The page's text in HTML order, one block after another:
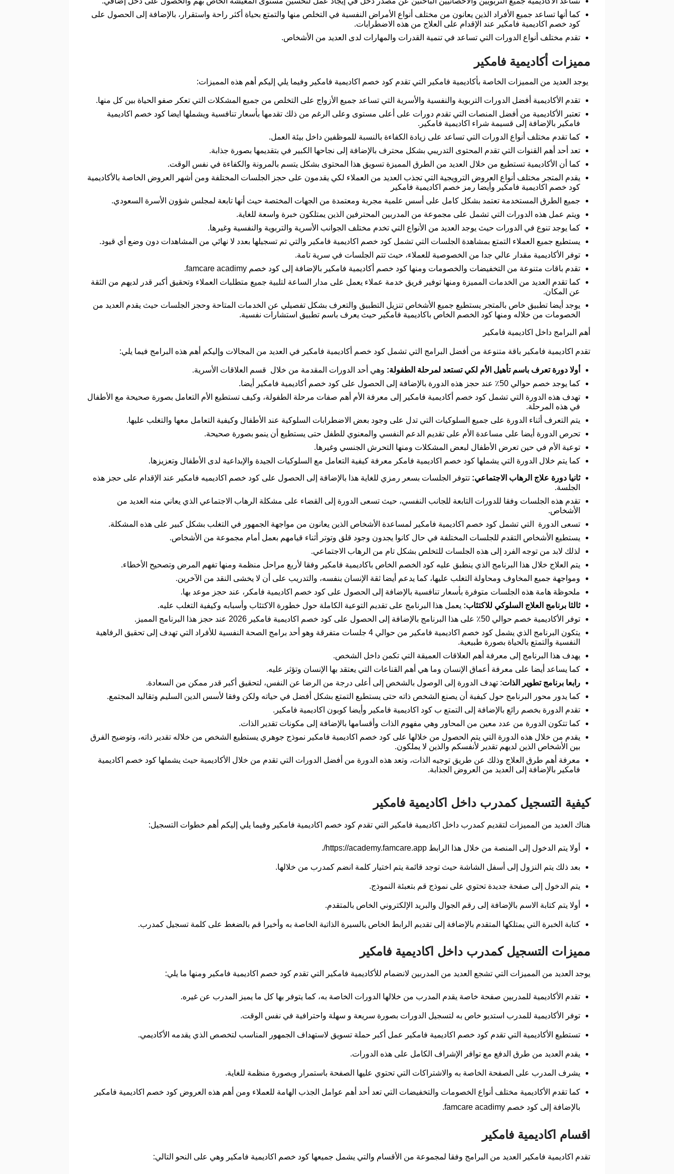
كما أنها تساعد جميع الأفراد الذين يعانون من مختلف أنواع الأمراض النفسية في التخلص منها والتمتع بحياة أكثر راحة واستقرار، بالإضافة إلى الحصول على
كود خصم اكاديمية فامكير عند الإقدام على العلاج من هذه الاضطرابات.
تقدم مختلف أنواع الدورات التي تساعد في تنمية القدرات والمهارات لدى العديد من الأشخاص.
مميزات أكاديمية فامكير
يوجد العديد من المميزات الخاصة بأكاديمية فامكير التي تقدم كود خصم اكاديمية فامكير وفيما يلي إليكم أهم هذه المميزات:
تقدم الأكاديمية أفضل الدورات التربوية والنفسية والأسرية التي تساعد جميع الأزواج على التخلص من جميع المشكلات التي تعكر صفو الحياة بين كل منها.
تعتبر الأكاديمية من أفضل المنصات التي تقدم دورات على أعلى مستوى وعلى الرغم من ذلك تقدمها بأسعار تنافسية ويشملها ايضا كود خصم اكاديمية
فامكير بالإضافة إلى قسيمة شراء اكاديمية فامكير.
كما تقدم مختلف أنواع الدورات التي تساعد على زيادة الكفاءة بالنسبة للموظفين داخل بيئة العمل.
تعد أحد أهم القنوات التي تقدم المحتوى التدريبي بشكل محترف بالإضافة إلى نجاحها الكبير في بتقديمها بصورة جذابة.
كما أن الأكاديمية تستطيع من خلال العديد من الطرق المميزة تسويق هذا المحتوى بشكل يتسم بالمرونة والكفاءة في نفس الوقت.
يقدم المتجر مختلف أنواع العروض الترويجية التي تجذب العديد من العملاء لكي يقدمون على حجز الجلسات المختلفة ومن أشهر العروض الخاصة بالأكاديمية
كود خصم اكاديمية فامكير وأيضا رمز خصم اكاديمية فامكير
جميع الطرق المستخدمة تعتمد بشكل كامل على أسس علمية مجربة ومعتمدة من الجهات المختصة حيث أنها تابعة لمجلس شؤون الأسرة السعودي.
ويتم عمل هذه الدورات التي تشمل على مجموعة من المدربين المحترفين الذين يمتلكون خبرة واسعة للغاية.
كما يوجد تنوع في الدورات حيث يوجد العديد من الأنواع التي تخدم مختلف الجوانب الأسرية والتربوية والنفسية وغيرها.
يستطيع جميع العملاء التمتع بمشاهدة الجلسات التي تشمل كود خصم اكاديمية فامكير والتي تم تسجيلها بعدد لا نهائي من المشاهدات دون وضع أي قيود.
توفر الأكاديمية مقدار عالي جدا من الخصوصية للعملاء، حيث تتم الجلسات في سرية تامة.
تقدم باقات متنوعة من التخفيضات والخصومات ومنها كود خصم أكاديمية فامكير بالإضافة إلى كود خصم famcare acadimy.
كما تقدم العديد من الخدمات المميزة ومنها توفير فريق خدمة عملاء يعمل على مدار الساعة لتلبية جميع متطلبات العملاء وتحقيق أكبر قدر لديهم من الثقة
عن المكان.
يوجد أيضا تطبيق خاص بالمتجر يستطيع جميع الأشخاص تنزيل التطبيق والتعرف بشكل تفصيلي عن الخدمات المتاحة وحجز الجلسات حيث يقدم العديد من
الخصومات من خلاله ومنها كود الخصم الخاص باكاديمية فامكير حيث يعرف باسم تطبيق استشارات نفسية.
أهم البرامج داخل اكاديمية فامكير
تقدم اكاديمية فامكير باقة متنوعة من أفضل البرامج التي تشمل كود خصم أكاديمية فامكير في العديد من المجالات وإليكم أهم هذه البرامج فيما يلي:
أولا دورة تعرف باسم تأهيل الأم لكي تستعد لمرحلة الطفولة: وهي أحد الدورات المقدمة من خلال قسم العلاقات الأسرية.
كما يوجد خصم حوالي 50٪ عند حجز هذه الدورة بالإضافة إلى الحصول على كود خصم أكاديمية فامكير أيضا.
تهدف هذه الدورة التي تشمل كود خصم أكاديمية فامكير إلى معرفة الأم أهم صفات مرحلة الطفولة، وكيف تستطيع الأم التعامل بصورة صحيحة مع الأطفال
في هذه المرحلة.
يتم التعرف أثناء الدورة على جميع السلوكيات التي تدل على وجود بعض الاضطرابات السلوكية عند الأطفال وكيفية التعامل معها والتغلب عليها.
تحرص الدورة أيضا على مساعدة الأم على تقديم الدعم النفسي والمعنوي للطفل حتى يستطيع أن ينمو بصورة صحيحة.
توعية الأم في حين تعرض الأطفال لبعض المشكلات ومنها التحرش الجنسي وغيرها.
كما يتم خلال الدورة التي يشملها كود خصم اكاديمية فامكر معرفة كيفية التعامل مع السلوكيات الجيدة والإبداعية لدى الأطفال وتعزيزها.
ثانيا دورة علاج الرهاب الاجتماعي: تتوفر الجلسات بسعر رمزي للغاية هذا بالإضافة إلى الحصول على كود خصم اكاديميه فامكير عند الإقدام على حجز هذه
الجلسة.
تقدم هذه الجلسات وفقا للدورات التابعة للجانب النفسي، حيث تسعى الدورة إلى القضاء على مشكلة الرهاب الاجتماعي الذي يعاني منه العديد من
الأشخاص.
تسعى الدورة التي تشمل كود خصم اكاديمية فامكير لمساعدة الأشخاص الذين يعانون من مواجهة الجمهور في التغلب بشكل كبير على هذه المشكلة.
يستطيع الأشخاص التقدم للجلسات المختلفة في حال كانوا يجدون وجود قلق وتوتر أثناء قيامهم بعمل أمام مجموعة من الأشخاص.
لذلك لابد من توجه الفرد إلى هذه الجلسات للتخلص بشكل تام من الرهاب الاجتماعي.
يتم العلاج خلال هذا البرنامج الذي ينطبق عليه كود الخصم الخاص باكاديمية فامكير وفقا لأربع مراحل منظمة ومنها تفهم المرض وتصحيح الأخطاء.
ومواجهة جميع المخاوف ومحاولة التغلب عليها، كما يدعم أيضا ثقة الإنسان بنفسه، والتدريب على أن لا يخشى النقد من الآخرين.
ملحوظة هامة هذه الجلسات متوفرة بأسعار تنافسية بالإضافة إلى الحصول على كود خصم اكاديمية فامكر، عند حجز موعد بها.
ثالثا برنامج العلاج السلوكي للاكتئاب: يعمل هذا البرنامج على تقديم التوعية الكاملة حول خطورة الاكتئاب وأسبابه وكيفية التغلب عليه.
توفر الأكاديمية خصم حوالي 50٪ على هذا البرنامج بالإضافة إلى الحصول على كود خصم اكاديمية فامكير 2026 عند حجز هذا البرنامج المميز.
يتكون البرنامج الذي يشمل كود خصم اكاديمية فامكير من حوالي 4 جلسات متفرقة وهو أحد برامج الصحة النفسية للأفراد التي تهدف إلى تحقيق الرفاهية
النفسية والتمتع بالحياة بصورة طبيعية.
يهدف هذا البرنامج إلى معرفة أهم العلاقات العميقة التي تكمن داخل الشخص.
كما يساعد أيضا على معرفة أعماق الإنسان وما هي أهم القناعات التي يعتقد بها الإنسان وتؤثر عليه.
رابعا برنامج تطوير الذات: تهدف الدورة إلى الوصول بالشخص إلى أعلى درجة من الرضا عن النفس، لتحقيق أكبر قدر ممكن من السعادة.
كما يدور محور البرنامج حول كيفية أن يصنع الشخص ذاته حتى يستطيع التمتع بشكل أفضل في حياته ولكن وفقا لأسس الدين السليم وتقاليد المجتمع.
تقدم الدورة بخصم رائع بالإضافة إلى التمتع ب كود اكاديمية فامكير وأيضا كوبون اكاديمية فامكير.
كما تتكون الدورة من عدد معين من المحاور وهي مفهوم الذات وأقسامها بالإضافة إلى مكونات تقدير الذات.
يقدم من خلال هذه الدورة التي يتم الحصول من خلالها على كود خصم اكاديمية فامكير نموذج جوهري يستطيع الشخص من خلاله تقدير ذاته، وتوضيح الفرق
بين الأشخاص الذين لديهم تقدير لأنفسكم والذين لا يملكون.
معرفة أهم طرق العلاج وذلك عن طريق توجيه الذات، وتعد هذه الدورة من أفضل الدورات التي تقدم من خلال الأكاديمية حيث يشملها كود خصم اكاديمية
فامكير بالإضافة إلى العديد من العروض الجذابة.
كيفية التسجيل كمدرب داخل اكاديمية فامكير
هناك العديد من المميزات لتقديم كمدرب داخل اكاديمية فامكير التي تقدم كود خصم اكاديمية فامكير وفيما يلي إليكم أهم خطوات التسجيل:
أولا يتم الدخول إلى المنصة من خلال هذا الرابط https://academy.famcare.app/.
بعد ذلك يتم النزول إلى أسفل الشاشة حيث توجد قائمة يتم اختيار كلمة انضم كمدرب من خلالها.
يتم الدخول إلى صفحة جديدة تحتوي على نموذج قم بتعبئة النموذج.
أولا يتم كتابة الاسم بالإضافة إلى رقم الجوال والبريد الإلكتروني الخاص بالمتقدم.
كتابة الخبرة التي يمتلكها المتقدم بالإضافة إلى تقديم الرابط الخاص بالسيرة الذاتية الخاصة به وأخيرا قم بالضغط على كلمة تسجيل كمدرب.
مميزات التسجيل كمدرب داخل اكاديمية فامكير
يوجد العديد من المميزات التي تشجع العديد من المدربين لانضمام للأكاديمية فامكير التي تقدم كود خصم اكاديمية فامكير ومنها ما يلي:
تقدم الأكاديمية للمدربين صفحة خاصة يقدم المدرب من خلالها الدورات الخاصة به، كما يتوفر بها كل ما يميز المدرب عن غيره.
توفر الأكاديمية للمدرب استديو خاص به لتسجيل الدورات بصورة سريعة و سهلة واحترافية في نفس الوقت.
تستطيع الأكاديمية التي تقدم كود خصم اكاديمية فامكير عمل أكبر حملة تسويق لاستهداف الجمهور المناسب لتخصص الذي يقدمه الأكاديمي.
يقدم العديد من طرق الدفع مع توافر الإشراف الكامل على هذه الدورات.
يشرف المدرب على الصفحة الخاصة به والاشتراكات التي تحتوي عليها الصفحة باستمرار وبصورة منظمة للغاية.
كما تقدم الأكاديمية مختلف أنواع الخصومات والتخفيضات التي تعد أحد أهم عوامل الجذب الهامة للعملاء ومن أهم هذه العروض كود خصم اكاديمية فامكير
بالإضافة إلى كود خصم famcare acadimy.
اقسام اكاديمية فامكير
تقدم اكاديمية فامكير العديد من البرامج وفقا لمجموعة من الأقسام والتي يشمل جميعها كود خصم اكاديمية فامكير وهي على النحو التالي: